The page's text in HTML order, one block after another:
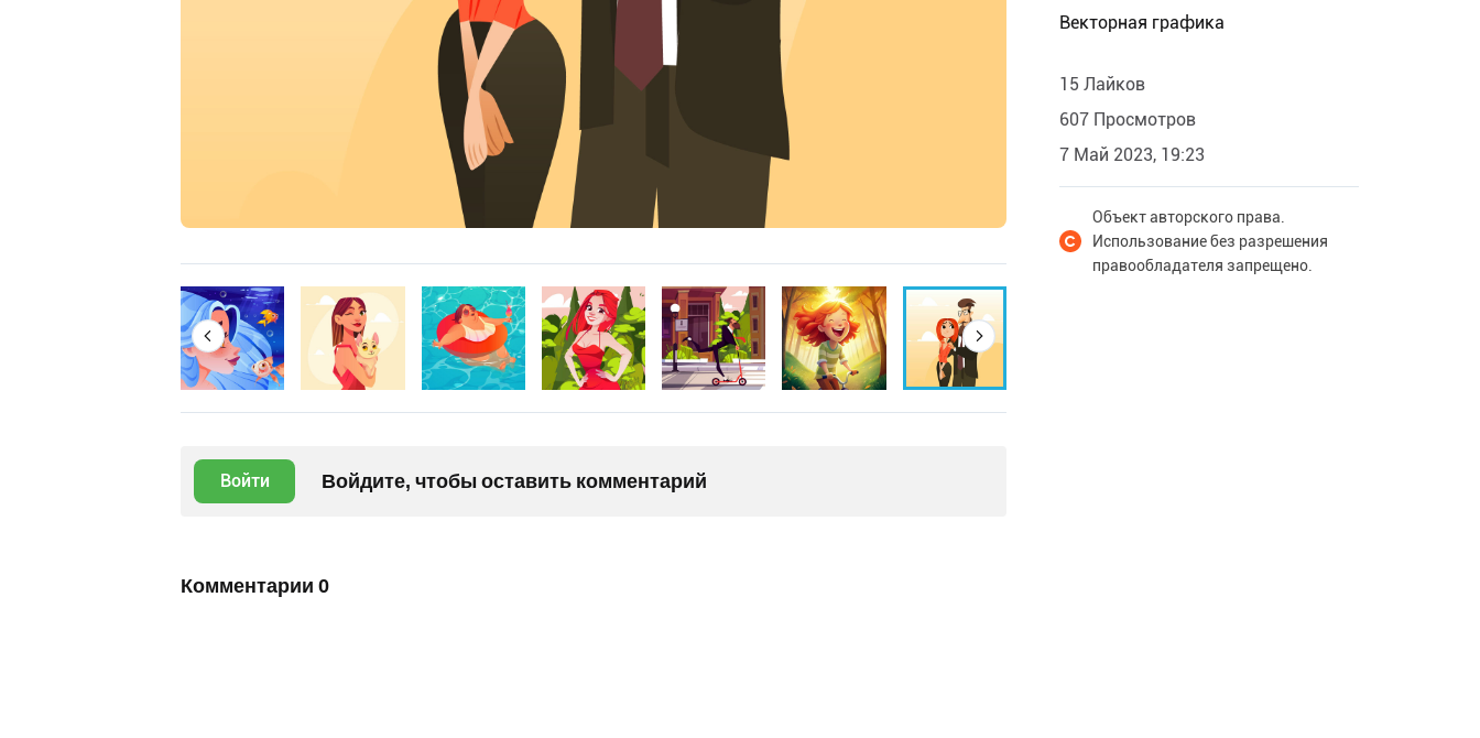
Войти Войдите, чтобы оставить комментарий
Комментарии 0
Векторная графика
15 Лайков
607 Просмотров
7 Май 2023, 19:23
Объект авторского права.
Использование без разрешения
правообладателя запрещено.